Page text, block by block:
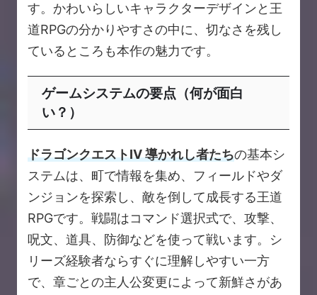
す。かわいらしいキャラクターデザインと王
道RPGの分かりやすさの中に、切なさを残し
ているところも本作の魅力です。
ゲームシステムの要点（何が面白
い？）
ドラゴンクエストIV 導かれし者たちの基本シ
ステムは、町で情報を集め、フィールドやダ
ンジョンを探索し、敵を倒して成長する王道
RPGです。戦闘はコマンド選択式で、攻撃、
呪文、道具、防御などを使って戦います。シ
リーズ経験者ならすぐに理解しやすい一方
で、章ごとの主人公変更によって新鮮さがあ